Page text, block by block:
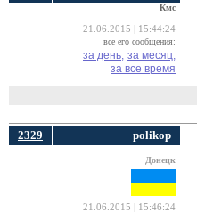
Кмс
21.06.2015 | 15:44:24
все его сообщения:
за день, за месяц,
за все время
2329 polikop
Донецк
21.06.2015 | 15:46:24